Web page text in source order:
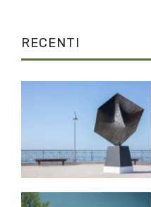
RECENTI